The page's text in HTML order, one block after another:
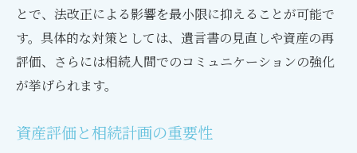
不動産相続での注意事項
遺言書に関する一般的な質問
専門家への相談時のポイント
とで、法改正による影響を最小限に抑えることが可能で
す。具体的な対策としては、遺言書の見直しや資産の再
評価、さらには相続人間でのコミュニケーションの強化
が挙げられます。
資産評価と相続計画の重要性